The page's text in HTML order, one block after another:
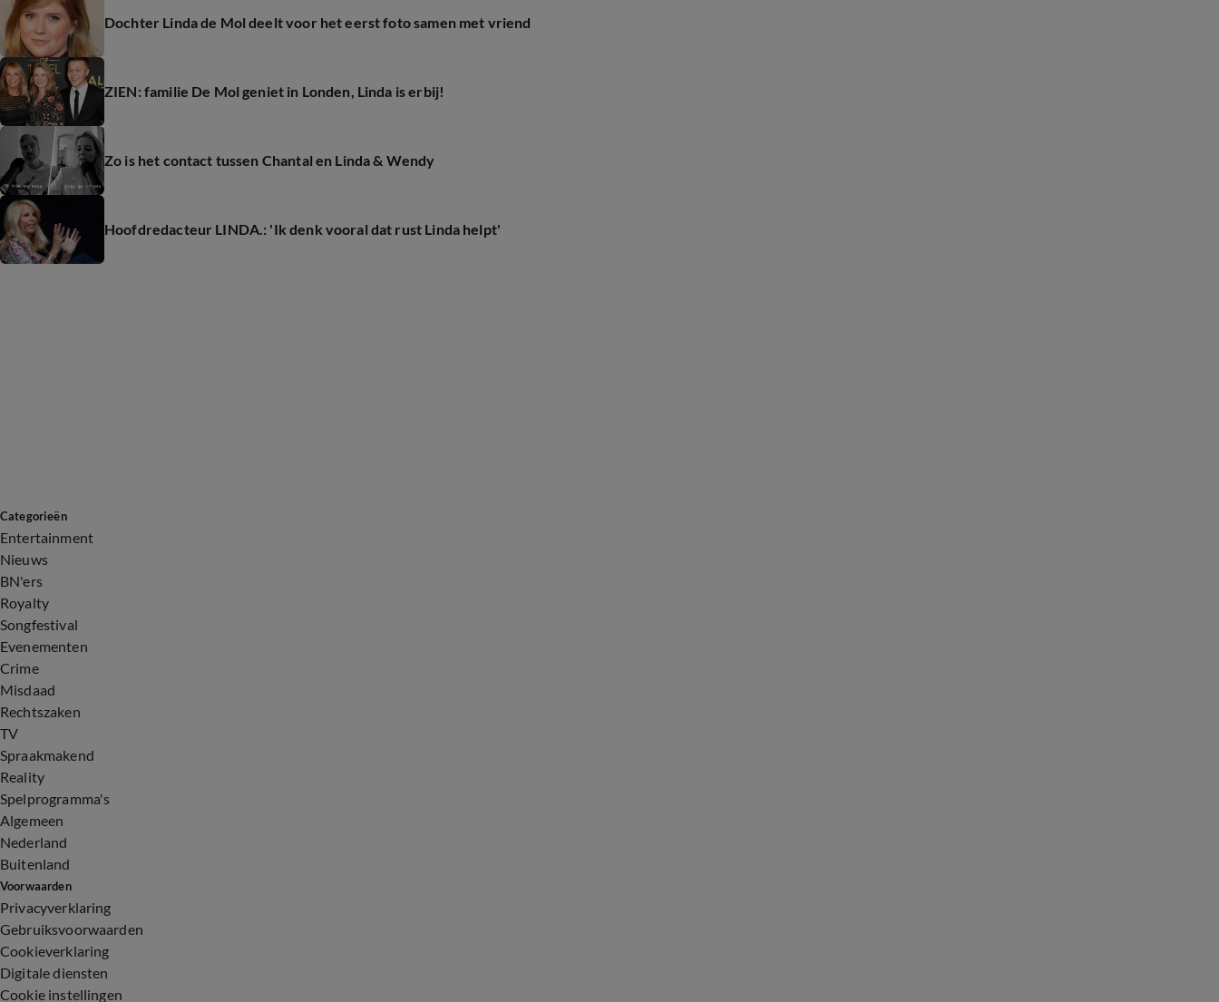
Dochter Linda de Mol deelt voor het eerst foto samen met vriend
ZIEN: familie De Mol geniet in Londen, Linda is erbij!
Zo is het contact tussen Chantal en Linda & Wendy
Hoofdredacteur LINDA.: 'Ik denk vooral dat rust Linda helpt'
Categorieën
Entertainment
Nieuws
BN'ers
Royalty
Songfestival
Evenementen
Crime
Misdaad
Rechtszaken
TV
Spraakmakend
Reality
Spelprogramma's
Algemeen
Nederland
Buitenland
Voorwaarden
Privacyverklaring
Gebruiksvoorwaarden
Cookieverklaring
Digitale diensten
Cookie instellingen